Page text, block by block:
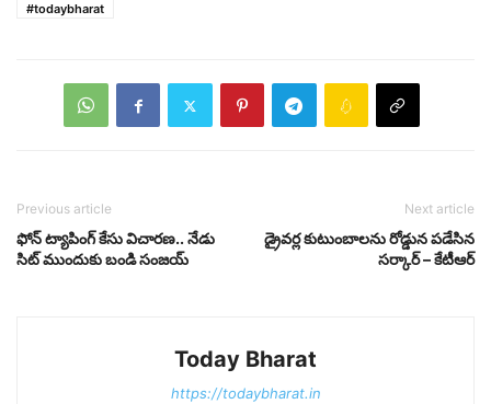
#todaybharat
Previous article
ఫోన్‌ ట్యాపింగ్‌ కేసు విచారణ.. నేడు
సిట్ ముందుకు బండి సంజయ్‌
Next article
డ్రైవ‌ర్ల కుటుంబాల‌ను రోడ్డున ప‌డేసిన
స‌ర్కార్ – కేటీఆర్
Today Bharat
https://todaybharat.in